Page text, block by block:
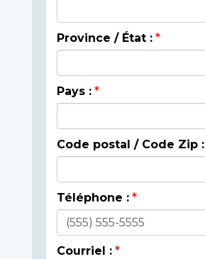
Province / État :
Pays :
Code postal / Code Zip :
Téléphone :
Courriel :